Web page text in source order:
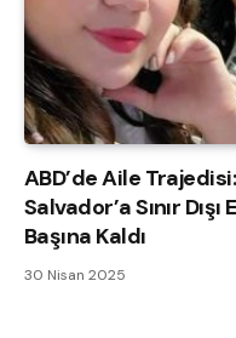
ABD’de Aile
Salvador’a Sınır
Başına Kaldı
30 Nisan 2025